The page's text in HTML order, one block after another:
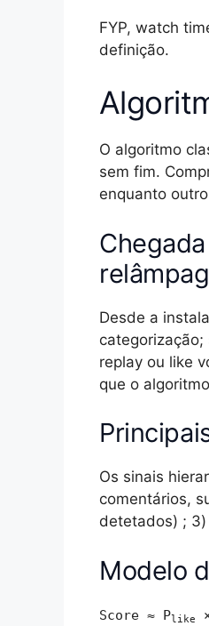
FYP, watch
definição.
O algoritmo
sem fim.
enquanto
Desde a
replay ou like
que o
Os sinais
comentários,
detetados) ;
Modelo
Score ≈ Plike